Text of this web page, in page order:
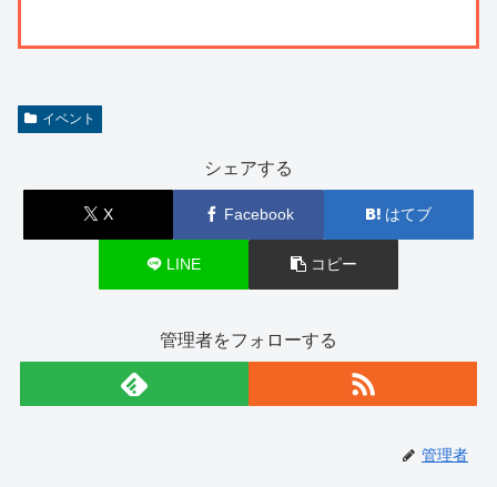
イベント
シェアする
X Facebook はてブ
LINE コピー
管理者をフォローする
管理者